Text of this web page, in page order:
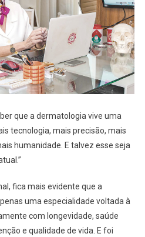
Latino-
Está
Sobre
O
Da
Saúde
que a dermatologia vive uma
tecnologia, mais precisão, mais
humanidade. E talvez esse seja
fica mais evidente que a
uma especialidade voltada à
com longevidade, saúde
e qualidade de vida. E foi